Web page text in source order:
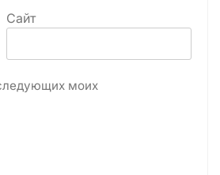
Сайт
моих